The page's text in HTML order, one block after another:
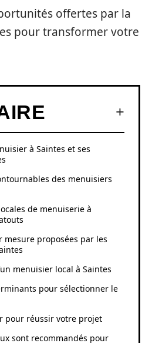
offertes par la
pour transformer votre
à Saintes et ses
des menuisiers
de menuiserie à
mesure proposées par les
menuisier local à Saintes
pour sélectionner le
pour réussir votre projet
sont recommandés pour